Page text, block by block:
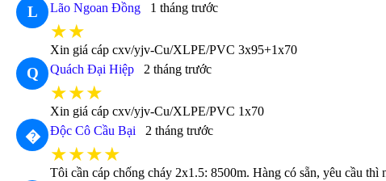
L Lão Ngoan Đồng 1 tháng trước
★★
Xin giá cáp cxv/yjv-Cu/XLPE/PVC 3x95+1x70
Q Quách Đại Hiệp 2 tháng trước
★★★
Xin giá cáp cxv/yjv-Cu/XLPE/PVC 1x70
� Độc Cô Cầu Bại 2 tháng trước
★★★★
Tôi cần cáp chống cháy 2x1.5: 8500m. Hàng có sẵn, yêu cầu